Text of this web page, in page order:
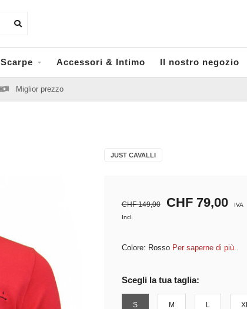
Scarpe Accessori & Intimo Il nostro negozio
Miglior prezzo
JUST CAVALLI
CHF 149,00 CHF 79,00
IVA
Incl.
Colore: Rosso Per saperne di più..
Scegli la tua taglia:
S M L XL